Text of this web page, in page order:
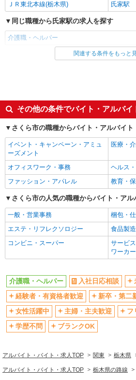
ＪＲ東北本線(栃木県) 氏家駅
同じ職種から氏家駅の求人を探す
介護職・ヘルパー
同じ雇用形態から氏家駅の求人を探す
入社日応相談
未経験歓
経験者・有資格者歓迎
新卒・
女性活躍中
主婦・
フリーター歓迎
学歴不問
ブランクOK
ミドル
エルダー（50代～）活躍中
シニア
高収入・高額
ボーナ
昇給あり
完全週
フルタイム歓迎
禁煙・
駅直結・駅チカ
車通勤
バイク通勤OK
自転車
残業少なめ（月20h未満）
交通費
社会保険あり
産休・
退職金・財形貯蓄制度あり
各種手
ティブ
制服貸与
研修制
資格取得支援制度あり
医療・介護・福祉
介護職・ヘルパー
関連する条件をもっと
その他の条件でバイト・アルバイ
さくら市の職種からバイト・アルバイト
イベント・キャンペーン・アミュ
ーズメント
医療・
オフィスワーク・事務
ヘルス
ファッション・アパレル
教育・
さくら市の人気の職種からバイト・ア
一般・営業事務
梱包・
エステ・リフレクソロジー
食品製
コンビニ・スーパー
サービ
ワーカー
介護職・ヘルパー 入社日応相談
経験者・有資格者歓迎
新卒・第二
女性活躍中
主婦・主夫歓迎
フ
学歴不問
ブランクOK
アルバイト・バイト・求人TOP 関東 栃木県
アルバイト・バイト・求人TOP 栃木県の路線